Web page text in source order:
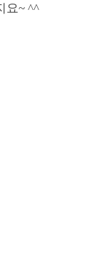
요~ ^^